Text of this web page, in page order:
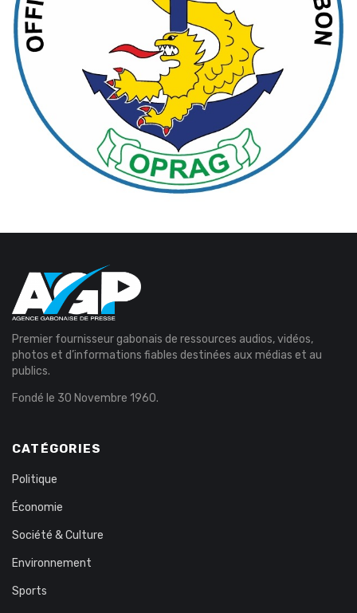
Premier fournisseur gabonais de ressources audios, vidéos,
photos et d’informations fiables destinées aux médias et au
publics.
Fondé le 30 Novembre 1960.
CATÉGORIES
Politique
Économie
Société & Culture
Environnement
Sports